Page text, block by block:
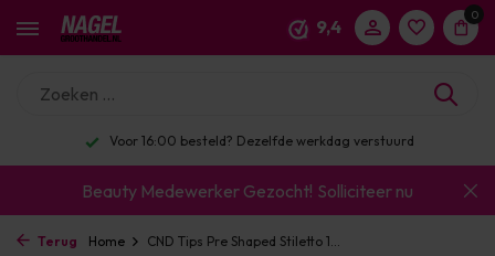
9,4
0
Voor 16:00 besteld? Dezelfde werkdag verstuurd
Beauty Medewerker Gezocht! Solliciteer nu
Terug Home CND Tips Pre Shaped Stiletto 1...